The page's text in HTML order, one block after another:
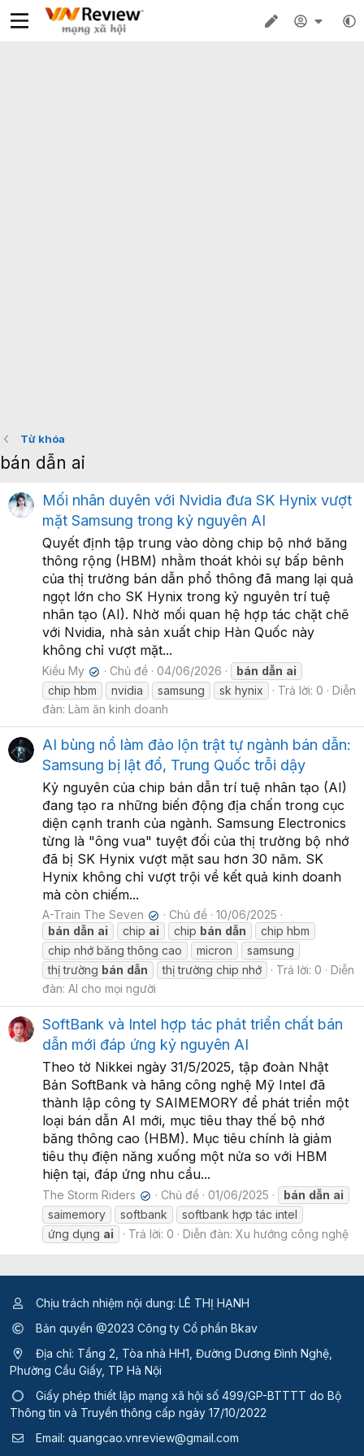
Từ khóa
bán dẫn ai
Mối nhân duyên với Nvidia đưa SK Hynix vượt
mặt Samsung trong kỷ nguyên AI
Quyết định tập trung vào dòng chip bộ nhớ băng
thông rộng (HBM) nhằm thoát khỏi sự bấp bênh
của thị trường bán dẫn phổ thông đã mang lại quả
ngọt lớn cho SK Hynix trong kỷ nguyên trí tuệ
nhân tạo (AI). Nhờ mối quan hệ hợp tác chặt chẽ
với Nvidia, nhà sản xuất chip Hàn Quốc này
không chỉ vượt mặt...
Kiều My ✔ Chủ đề 04/06/2026 bán dẫn ai
chip hbm
nvidia samsung sk hynix Trả lời: 0
Diễn
đàn: Làm ăn kinh doanh
AI bùng nổ làm đảo lộn trật tự ngành bán dẫn:
Samsung bị lật đổ, Trung Quốc trỗi dậy
Kỷ nguyên của chip bán dẫn trí tuệ nhân tạo (AI)
đang tạo ra những biến động địa chấn trong cục
diện cạnh tranh của ngành. Samsung Electronics
từng là "ông vua" tuyệt đối của thị trường bộ nhớ
đã bị SK Hynix vượt mặt sau hơn 30 năm. SK
Hynix không chỉ vượt trội về kết quả kinh doanh
mà còn chiếm...
A-Train The Seven ✔ Chủ đề
10/06/2025
bán dẫn ai chip ai chip bán dẫn
chip hbm
chip nhớ băng thông cao
micron
samsung
thị trường bán dẫn thị trường chip nhớ Trả lời: 0
Diễn
đàn: AI cho mọi người
SoftBank và Intel hợp tác phát triển chất bán
dẫn mới đáp ứng kỷ nguyên AI
Theo tờ Nikkei ngày 31/5/2025, tập đoàn Nhật
Bản SoftBank và hãng công nghệ Mỹ Intel đã
thành lập công ty SAIMEMORY để phát triển một
loại bán dẫn AI mới, mục tiêu thay thế bộ nhớ
băng thông cao (HBM). Mục tiêu chính là giảm
tiêu thụ điện năng xuống một nửa so với HBM
hiện tại, đáp ứng nhu cầu...
The Storm Riders ✔ Chủ đề 01/06/2025 bán dẫn ai
saimemory
softbank
softbank hợp tác intel
ứng dụng ai Trả lời: 0 Diễn đàn: Xu hướng công nghệ
Chịu trách nhiệm nội dung: LÊ THỊ HẠNH
Bản quyền @2023 Công ty Cổ phần Bkav
Địa chỉ: Tầng 2, Tòa nhà HH1, Đường Dương Đình Nghệ,
Phường Cầu Giấy, TP Hà Nội
Giấy phép thiết lập mạng xã hội số 499/GP-BTTTT do Bộ
Thông tin và Truyền thông cấp ngày 17/10/2022
Email: quangcao.vnreview@gmail.com